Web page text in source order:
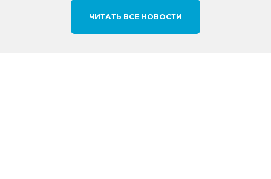
ЧИТАТЬ ВСЕ НОВОСТИ